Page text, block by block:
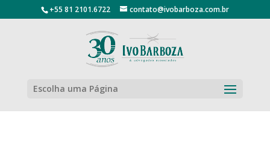
+55 81 2101.6722 contato@ivobarboza.com.br
Escolha uma Página